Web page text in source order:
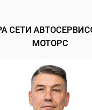
СЕТИ
МОТОРС